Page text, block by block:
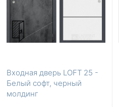
Входная дверь LOFT 25 -
Белый софт, черный
молдинг